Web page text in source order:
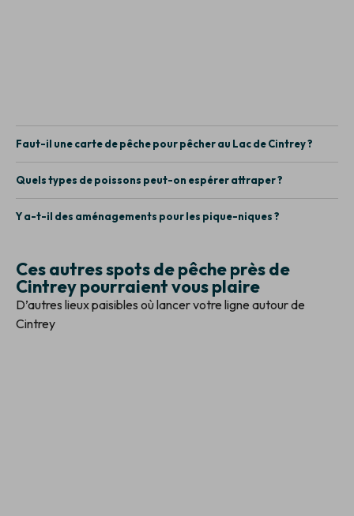
Faut-il une carte de pêche pour pêcher au Lac de Cintrey ?
Quels types de poissons peut-on espérer attraper ?
Y a-t-il des aménagements pour les pique-niques ?
Ces autres spots de pêche près de
Cintrey pourraient vous plaire
D’autres lieux paisibles où lancer votre ligne autour de
Cintrey